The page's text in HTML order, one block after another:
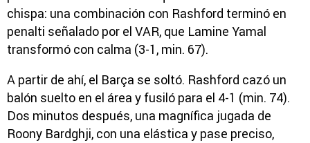
chispa: una combinación con Rashford terminó en
penalti señalado por el VAR, que Lamine Yamal
transformó con calma (3-1, min. 67).
A partir de ahí, el Barça se soltó. Rashford cazó un
balón suelto en el área y fusiló para el 4-1 (min. 74).
Dos minutos después, una magnífica jugada de
Roony Bardghji, con una elástica y pase preciso,